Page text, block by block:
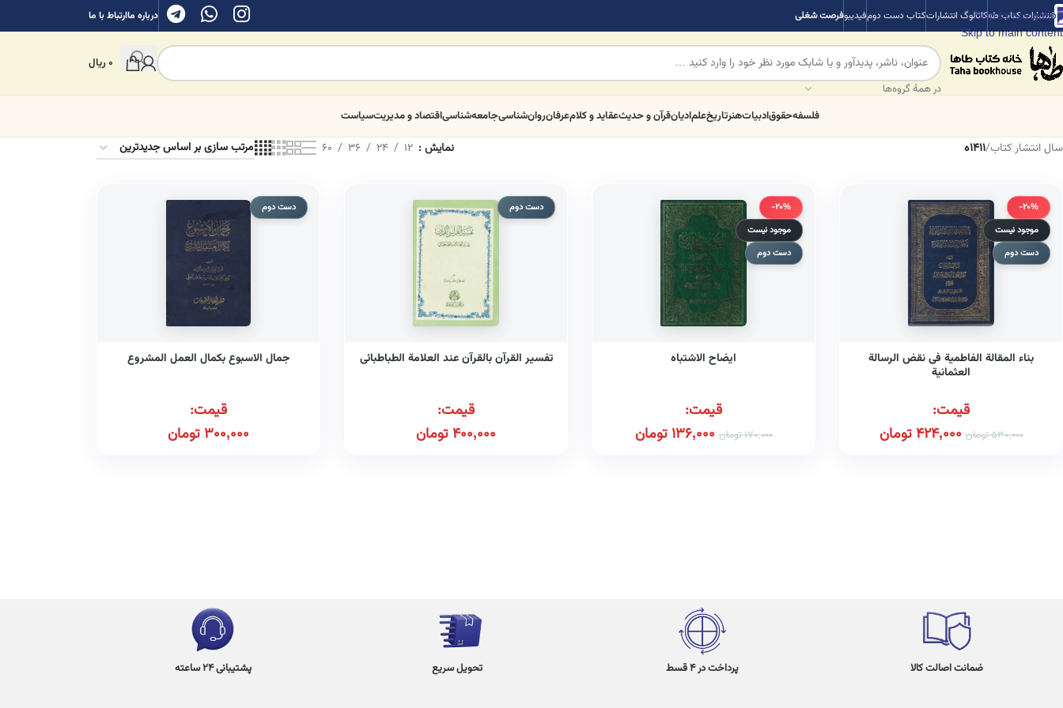
Skip to navigation
Skip to main content
انتشارات کتاب طهکاتالوگ انتشاراتکتاب دست دومفیدیبوفرصت شغلی درباره ماارتباط با ما
در همهٔ گروه‌ها
0ریال
فلسفهحقوقادبیاتهنرتاریخعلمادیانقرآن و حدیثعقاید و کلامعرفانروان‌شناسیجامعه‌شناسیاقتصاد و مدیریتسیاست
سال انتشار کتاب/1411ه نمایش 12
24
36
60
-20%
موجود نیست
دست دوم
بناء المقالة الفاطمیة فی نقض الرسالة
العثمانیة
قیمت:
530,000تومان 424,000تومان
-20%
موجود نیست
دست دوم
ایضاح الاشتباه
قیمت:
170,000تومان 136,000تومان
دست دوم
تفسیر القرآن بالقرآن عند العلامة الطباطبائی
قیمت:
400,000تومان
دست دوم
جمال الاسبوع بکمال العمل المشروع
قیمت:
300,000تومان
ضمانت اصالت کالا پرداخت در 4 قسط تحویل سریع پشتیبانی 24 ساعته